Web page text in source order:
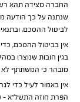
החברה מצידה תהא
לביטול ההסכם,
אין בביטול ההסכם,
בגין חובות שנוצרו
מובהר כי המשתתף לא
אין באמור לעיל כדי
הפרת חוזה התשל״א – 1970) , ו/או בהתאם לכל חוק ו/או דין אחר, לפי העניין.